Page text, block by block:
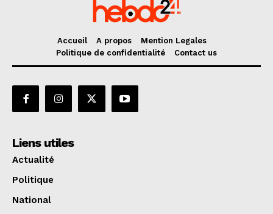
Accueil A propos
Mention Legales
Politique de confidentialité
Contact us
Liens utiles
Actualité
Politique
National